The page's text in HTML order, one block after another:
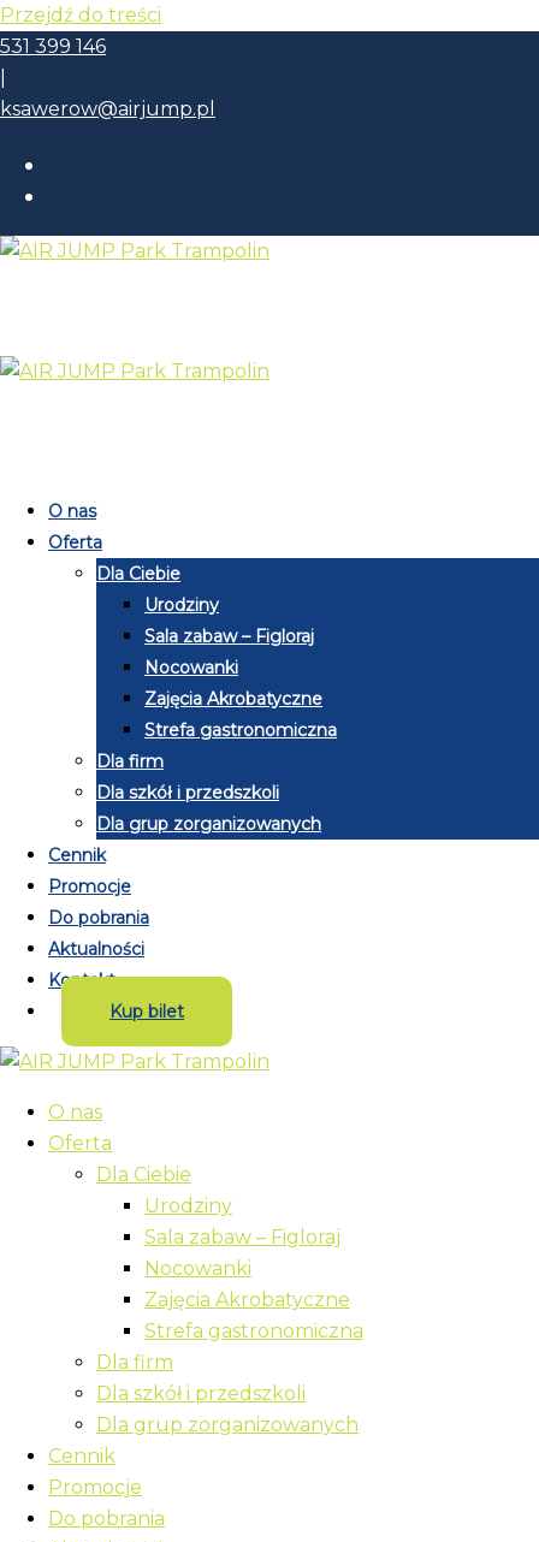
Przejdź do treści
531 399 146
ksawerow@airjump.pl
O nas
Oferta
Dla Ciebie
Urodziny
Sala zabaw – Figloraj
Nocowanki
Zajęcia Akrobatyczne
Strefa gastronomiczna
Dla firm
Dla szkół i przedszkoli
Dla grup zorganizowanych
Cennik
Promocje
Do pobrania
Aktualności
Kontakt
Kup bilet
O nas
Oferta
Dla Ciebie
Urodziny
Sala zabaw – Figloraj
Nocowanki
Zajęcia Akrobatyczne
Strefa gastronomiczna
Dla firm
Dla szkół i przedszkoli
Dla grup zorganizowanych
Cennik
Promocje
Do pobrania